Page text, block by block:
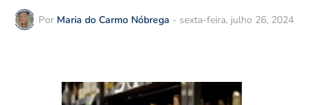
Por Maria do Carmo Nóbrega - sexta-feira, julho 26, 2024